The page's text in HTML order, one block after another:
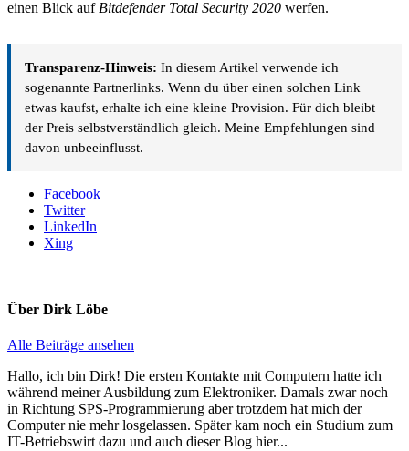
einen Blick auf Bitdefender Total Security 2020 werfen.
Transparenz-Hinweis: In diesem Artikel verwende ich
sogenannte Partnerlinks. Wenn du über einen solchen Link
etwas kaufst, erhalte ich eine kleine Provision. Für dich bleibt
der Preis selbstverständlich gleich. Meine Empfehlungen sind
davon unbeeinflusst.
Facebook
Twitter
LinkedIn
Xing
Über Dirk Löbe
Alle Beiträge ansehen
Hallo, ich bin Dirk! Die ersten Kontakte mit Computern hatte ich
während meiner Ausbildung zum Elektroniker. Damals zwar noch
in Richtung SPS-Programmierung aber trotzdem hat mich der
Computer nie mehr losgelassen. Später kam noch ein Studium zum
IT-Betriebswirt dazu und auch dieser Blog hier...